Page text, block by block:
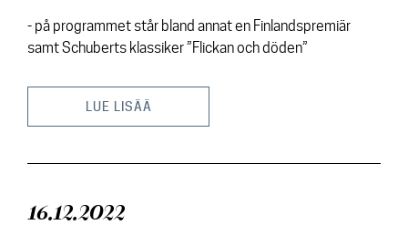
- på programmet står bland annat en Finlandspremiär
samt Schuberts klassiker ”Flickan och döden”
LUE LISÄÄ
16.12.2022